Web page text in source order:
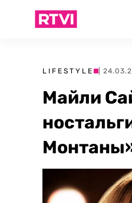
LIFESTYLE |
Майли